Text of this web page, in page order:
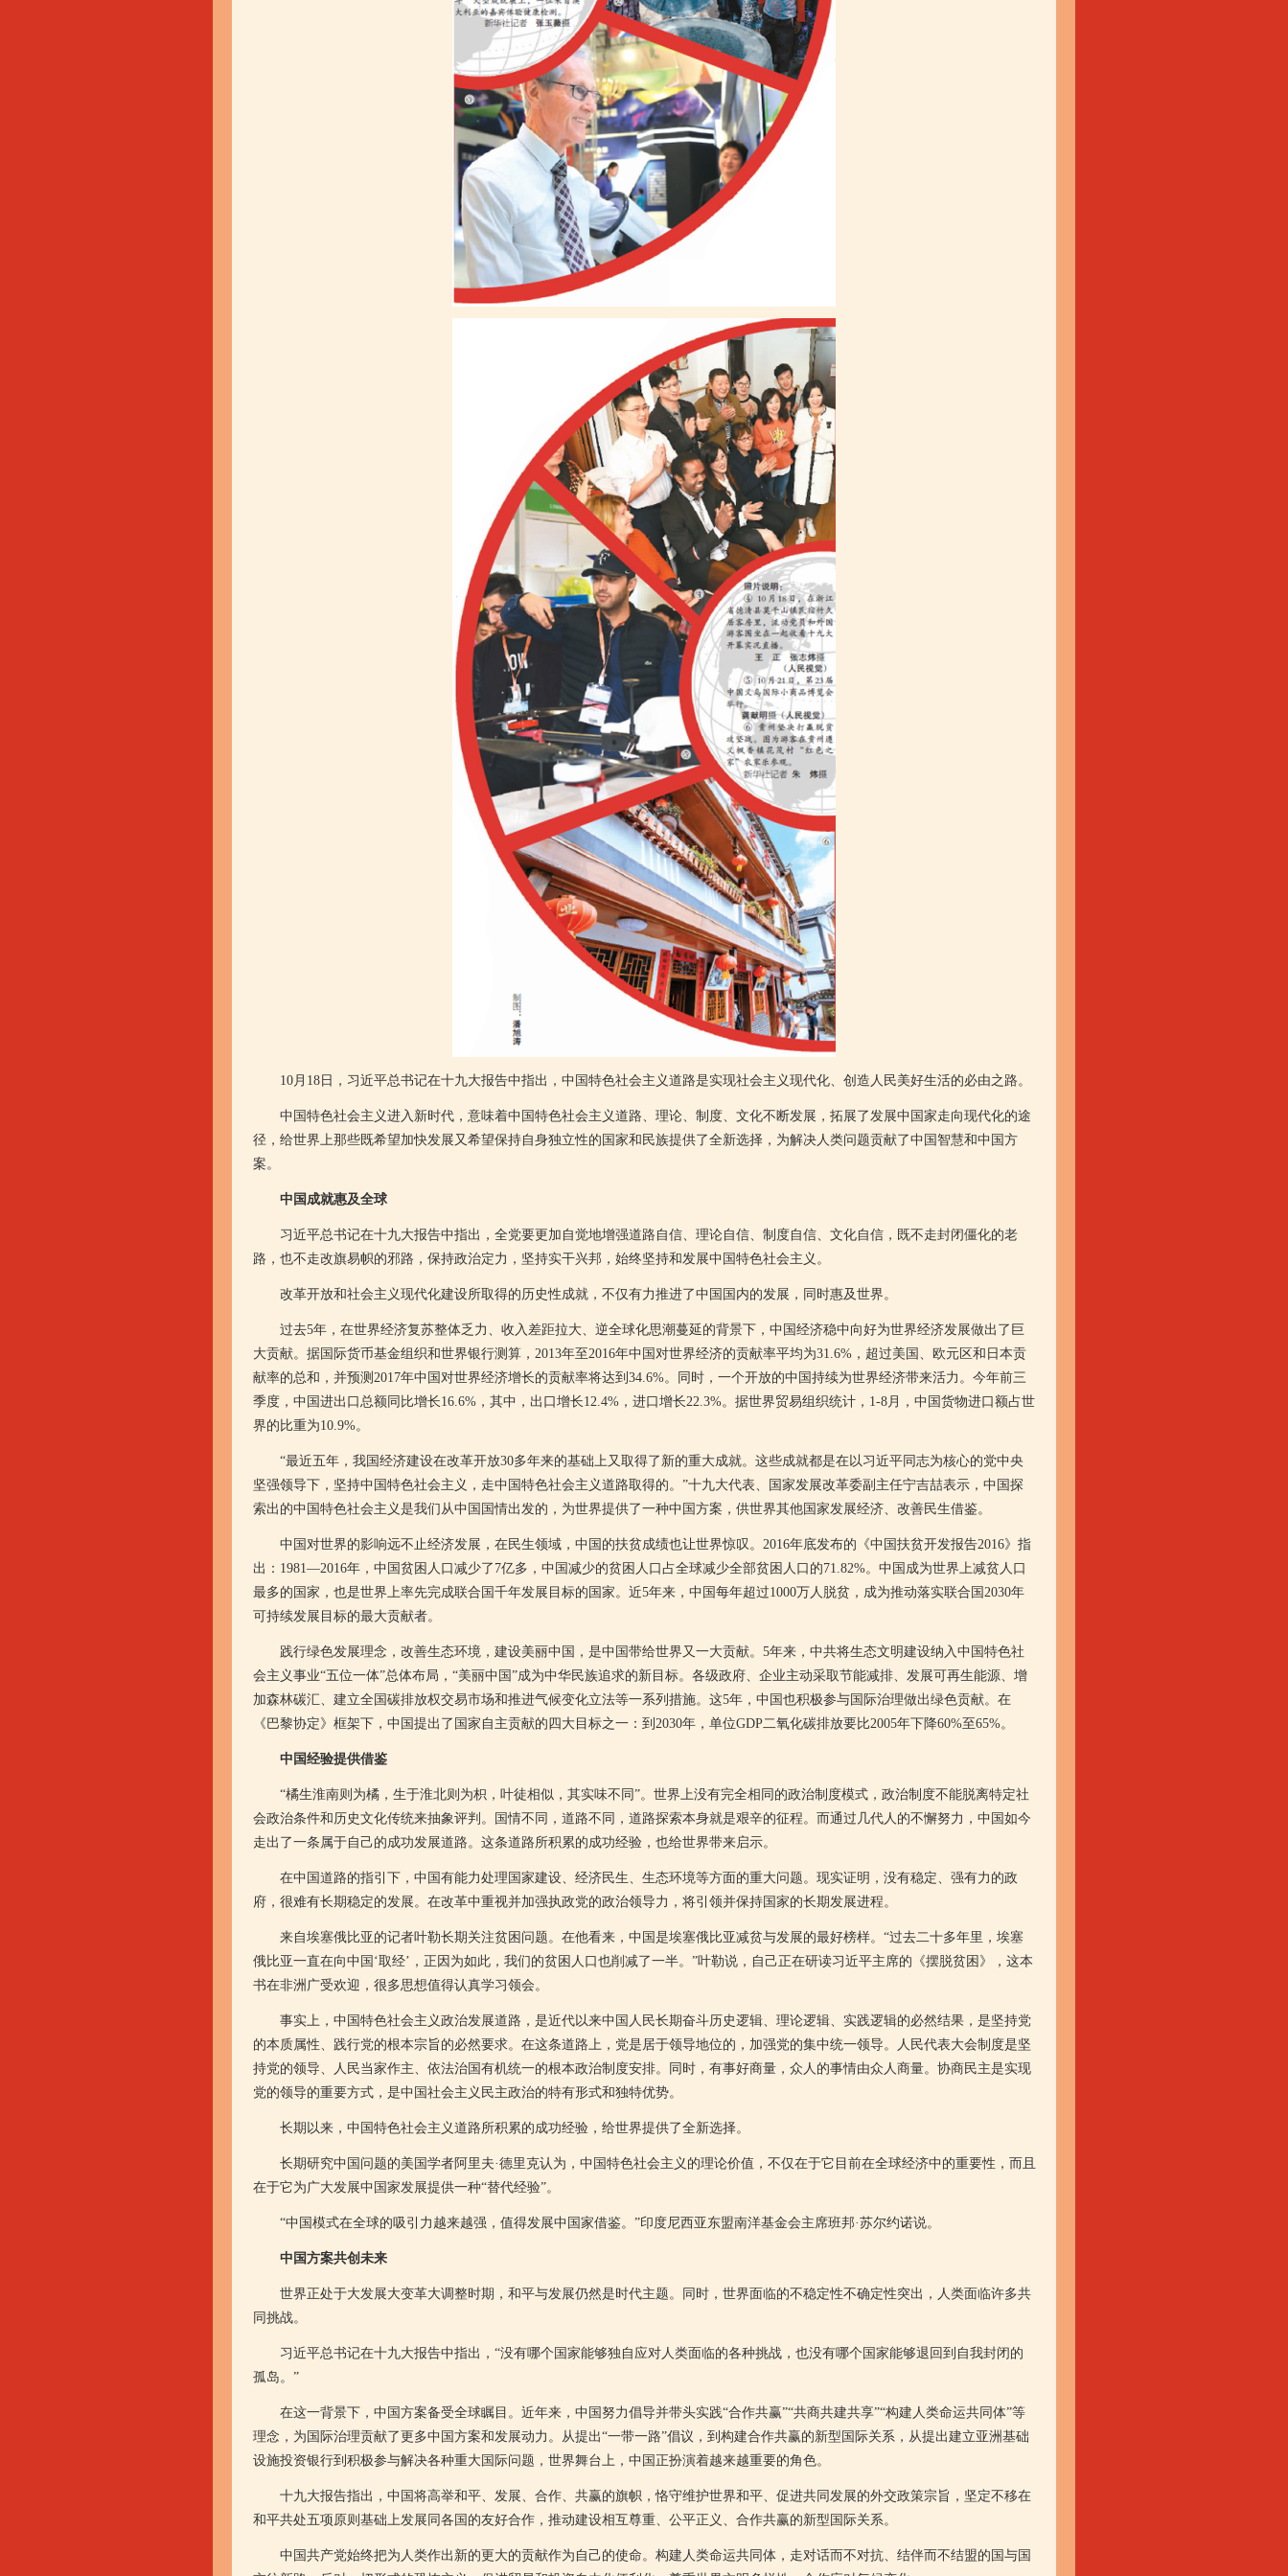
10月18日，习近平总书记在十九大报告中指出，中国特色社会主义道路是实现社会主义现代化、创造人民美好生活的必由之路。
中国特色社会主义进入新时代，意味着中国特色社会主义道路、理论、制度、文化不断发展，拓展了发展中国家走向现代化的途
径，给世界上那些既希望加快发展又希望保持自身独立性的国家和民族提供了全新选择，为解决人类问题贡献了中国智慧和中国方
案。
中国成就惠及全球
习近平总书记在十九大报告中指出，全党要更加自觉地增强道路自信、理论自信、制度自信、文化自信，既不走封闭僵化的老
路，也不走改旗易帜的邪路，保持政治定力，坚持实干兴邦，始终坚持和发展中国特色社会主义。
改革开放和社会主义现代化建设所取得的历史性成就，不仅有力推进了中国国内的发展，同时惠及世界。
过去5年，在世界经济复苏整体乏力、收入差距拉大、逆全球化思潮蔓延的背景下，中国经济稳中向好为世界经济发展做出了巨
大贡献。据国际货币基金组织和世界银行测算，2013年至2016年中国对世界经济的贡献率平均为31.6%，超过美国、欧元区和日本贡
献率的总和，并预测2017年中国对世界经济增长的贡献率将达到34.6%。同时，一个开放的中国持续为世界经济带来活力。今年前三
季度，中国进出口总额同比增长16.6%，其中，出口增长12.4%，进口增长22.3%。据世界贸易组织统计，1-8月，中国货物进口额占世
界的比重为10.9%。
“最近五年，我国经济建设在改革开放30多年来的基础上又取得了新的重大成就。这些成就都是在以习近平同志为核心的党中央
坚强领导下，坚持中国特色社会主义，走中国特色社会主义道路取得的。”十九大代表、国家发展改革委副主任宁吉喆表示，中国探
索出的中国特色社会主义是我们从中国国情出发的，为世界提供了一种中国方案，供世界其他国家发展经济、改善民生借鉴。
中国对世界的影响远不止经济发展，在民生领域，中国的扶贫成绩也让世界惊叹。2016年底发布的《中国扶贫开发报告2016》指
出：1981—2016年，中国贫困人口减少了7亿多，中国减少的贫困人口占全球减少全部贫困人口的71.82%。中国成为世界上减贫人口
最多的国家，也是世界上率先完成联合国千年发展目标的国家。近5年来，中国每年超过1000万人脱贫，成为推动落实联合国2030年
可持续发展目标的最大贡献者。
践行绿色发展理念，改善生态环境，建设美丽中国，是中国带给世界又一大贡献。5年来，中共将生态文明建设纳入中国特色社
会主义事业“五位一体”总体布局，“美丽中国”成为中华民族追求的新目标。各级政府、企业主动采取节能减排、发展可再生能源、增
加森林碳汇、建立全国碳排放权交易市场和推进气候变化立法等一系列措施。这5年，中国也积极参与国际治理做出绿色贡献。在
《巴黎协定》框架下，中国提出了国家自主贡献的四大目标之一：到2030年，单位GDP二氧化碳排放要比2005年下降60%至65%。
中国经验提供借鉴
“橘生淮南则为橘，生于淮北则为枳，叶徒相似，其实味不同”。世界上没有完全相同的政治制度模式，政治制度不能脱离特定社
会政治条件和历史文化传统来抽象评判。国情不同，道路不同，道路探索本身就是艰辛的征程。而通过几代人的不懈努力，中国如今
走出了一条属于自己的成功发展道路。这条道路所积累的成功经验，也给世界带来启示。
在中国道路的指引下，中国有能力处理国家建设、经济民生、生态环境等方面的重大问题。现实证明，没有稳定、强有力的政
府，很难有长期稳定的发展。在改革中重视并加强执政党的政治领导力，将引领并保持国家的长期发展进程。
来自埃塞俄比亚的记者叶勒长期关注贫困问题。在他看来，中国是埃塞俄比亚减贫与发展的最好榜样。“过去二十多年里，埃塞
俄比亚一直在向中国‘取经’，正因为如此，我们的贫困人口也削减了一半。”叶勒说，自己正在研读习近平主席的《摆脱贫困》，这本
书在非洲广受欢迎，很多思想值得认真学习领会。
事实上，中国特色社会主义政治发展道路，是近代以来中国人民长期奋斗历史逻辑、理论逻辑、实践逻辑的必然结果，是坚持党
的本质属性、践行党的根本宗旨的必然要求。在这条道路上，党是居于领导地位的，加强党的集中统一领导。人民代表大会制度是坚
持党的领导、人民当家作主、依法治国有机统一的根本政治制度安排。同时，有事好商量，众人的事情由众人商量。协商民主是实现
党的领导的重要方式，是中国社会主义民主政治的特有形式和独特优势。
长期以来，中国特色社会主义道路所积累的成功经验，给世界提供了全新选择。
长期研究中国问题的美国学者阿里夫·德里克认为，中国特色社会主义的理论价值，不仅在于它目前在全球经济中的重要性，而且
在于它为广大发展中国家发展提供一种“替代经验”。
“中国模式在全球的吸引力越来越强，值得发展中国家借鉴。”印度尼西亚东盟南洋基金会主席班邦·苏尔约诺说。
中国方案共创未来
世界正处于大发展大变革大调整时期，和平与发展仍然是时代主题。同时，世界面临的不稳定性不确定性突出，人类面临许多共
同挑战。
习近平总书记在十九大报告中指出，“没有哪个国家能够独自应对人类面临的各种挑战，也没有哪个国家能够退回到自我封闭的
孤岛。”
在这一背景下，中国方案备受全球瞩目。近年来，中国努力倡导并带头实践“合作共赢”“共商共建共享”“构建人类命运共同体”等
理念，为国际治理贡献了更多中国方案和发展动力。从提出“一带一路”倡议，到构建合作共赢的新型国际关系，从提出建立亚洲基础
设施投资银行到积极参与解决各种重大国际问题，世界舞台上，中国正扮演着越来越重要的角色。
十九大报告指出，中国将高举和平、发展、合作、共赢的旗帜，恪守维护世界和平、促进共同发展的外交政策宗旨，坚定不移在
和平共处五项原则基础上发展同各国的友好合作，推动建设相互尊重、公平正义、合作共赢的新型国际关系。
中国共产党始终把为人类作出新的更大的贡献作为自己的使命。构建人类命运共同体，走对话而不对抗、结伴而不结盟的国与国